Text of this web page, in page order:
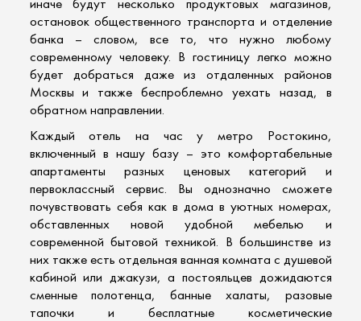
иначе будут несколько продуктовых магазинов,
остановок общественного транспорта и отделение
банка – словом, все то, что нужно любому
современному человеку. В гостиницу легко можно
будет добраться даже из отдаленных районов
Москвы и также беспроблемно уехать назад, в
обратном направлении.
Каждыйотель на час у метро Ростокино,
включенный в нашу базу – это комфортабельные
апартаменты разных ценовых категорий и
первоклассный сервис. Вы однозначно сможете
почувствовать себя как в дома в уютных номерах,
обставленных новой удобной мебелью и
современной бытовой техникой. В большинстве из
них также есть отдельная ванная комната с душевой
кабиной или джакузи, а постояльцев дожидаются
сменные полотенца, банные халаты, разовые
тапочки и бесплатные косметические